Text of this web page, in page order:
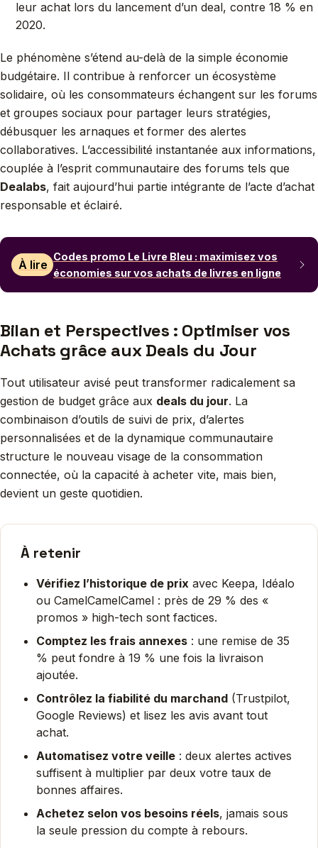
leur achat lors du lancement d’un deal, contre 18 % en
2020.
Le phénomène s’étend au-delà de la simple économie
budgétaire. Il contribue à renforcer un écosystème
solidaire, où les consommateurs échangent sur les forums
et groupes sociaux pour partager leurs stratégies,
débusquer les arnaques et former des alertes
collaboratives. L’accessibilité instantanée aux informations,
couplée à l’esprit communautaire des forums tels que
Dealabs, fait aujourd’hui partie intégrante de l’acte d’achat
responsable et éclairé.
À lire
Codes promo Le Livre Bleu : maximisez vos
économies sur vos achats de livres en ligne
Bilan et Perspectives : Optimiser vos
Achats grâce aux Deals du Jour
Tout utilisateur avisé peut transformer radicalement sa
gestion de budget grâce aux deals du jour. La
combinaison d’outils de suivi de prix, d’alertes
personnalisées et de la dynamique communautaire
structure le nouveau visage de la consommation
connectée, où la capacité à acheter vite, mais bien,
devient un geste quotidien.
À retenir
Vérifiez l’historique de prix avec Keepa, Idéalo
ou CamelCamelCamel : près de 29 % des «
promos » high-tech sont factices.
Comptez les frais annexes : une remise de 35
% peut fondre à 19 % une fois la livraison
ajoutée.
Contrôlez la fiabilité du marchand (Trustpilot,
Google Reviews) et lisez les avis avant tout
achat.
Automatisez votre veille : deux alertes actives
suffisent à multiplier par deux votre taux de
bonnes affaires.
Achetez selon vos besoins réels, jamais sous
la seule pression du compte à rebours.